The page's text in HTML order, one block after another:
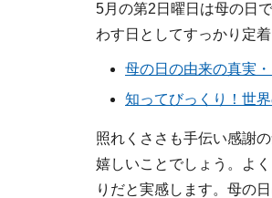
5月の第2日曜日は母の日
わす日としてすっかり定着
母の日の由来の真実
知ってびっくり！世
照れくささも手伝い感謝
嬉しいことでしょう。よ
りだと実感します。母の